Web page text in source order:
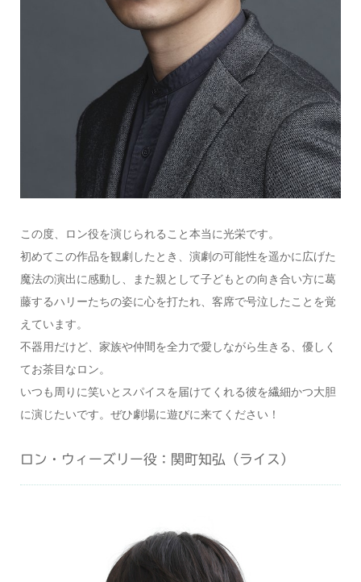
この度、ロン役を演じられること本当に光栄です。
初めてこの作品を観劇したとき、演劇の可能性を遥かに広げた
魔法の演出に感動し、また親として子どもとの向き合い方に葛
藤するハリーたちの姿に心を打たれ、客席で号泣したことを覚
えています。
不器用だけど、家族や仲間を全力で愛しながら生きる、優しく
てお茶目なロン。
いつも周りに笑いとスパイスを届けてくれる彼を繊細かつ大胆
に演じたいです。ぜひ劇場に遊びに来てください！
ロン・ウィーズリー役：関町知弘（ライス）